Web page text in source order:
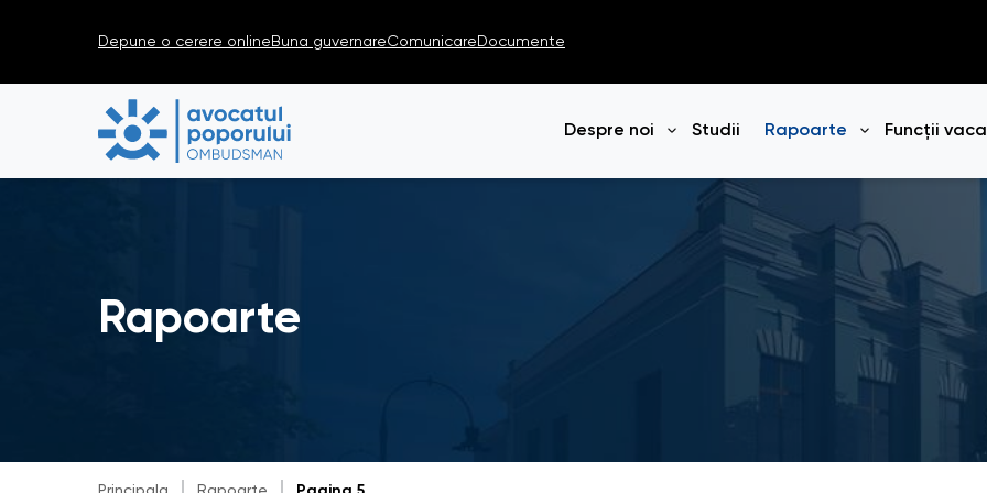
Depune o cerere online Buna guvernareComunicare Documente
Despre noi
Deschide meniul
Studii Rapoarte
Deschide
Funcții
Rapoarte